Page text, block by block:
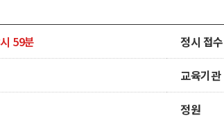
59분 정시 접수
교육기관
정원